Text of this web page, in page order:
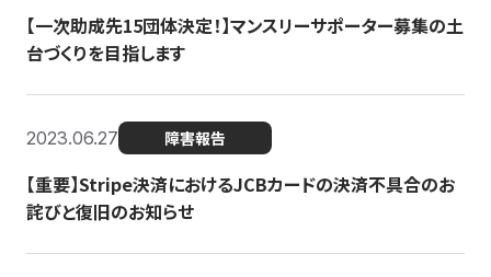
【一次助成先15団体決定！】マンスリーサポーター募集の土
台づくりを目指します
2023.06.27 障害報告
【重要】Stripe決済におけるJCBカードの決済不具合のお
詫びと復旧のお知らせ